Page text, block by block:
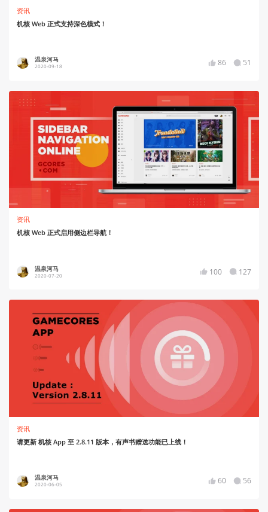
资讯
机核 Web 正式支持深色模式！
温泉河马
2020-09-18 86 51
资讯
机核 Web 正式启用侧边栏导航！
温泉河马
2020-07-20 100 127
资讯
请更新 机核 App 至 2.8.11 版本，有声书赠送功能已上线！
温泉河马
2020-06-05 60 56